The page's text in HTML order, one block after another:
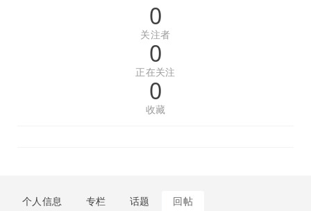
0
关注者
0
正在关注
0
收藏
个人信息 专栏 话题 回帖